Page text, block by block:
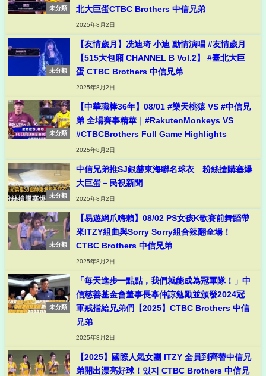
未分類
北大巨蛋CTBC Brothers 中信兄弟
2025年8月2日
未分類
【友情歲月】冼迪琦 小迪 動情演唱 #友情歲月
【515大包廂 CHANNEL B Vol.2】 #臺北大巨
蛋 CTBC Brothers 中信兄弟
2025年8月2日
未分類
【中華職棒36年】08/01 #樂天桃猿 VS #中信兄
弟 全場賽事精華｜#RakutenMonkeys VS
#CTBCBrothers Full Game Highlights
2025年8月2日
未分類
中信兄弟推SJ銀赫東海聯名球衣 粉絲搶購塞爆
大巨蛋－民視新聞
2025年8月2日
未分類
【易遊網爪嗨賴】08/02 PS女孩K歌賽前舞蹈帶
來ITZY組曲與Sorry Sorry組合辣翻全場！
CTBC Brothers 中信兄弟
2025年8月2日
未分類
「每天進步一點點，我們就能成為冠軍隊！」中
信慈善基金會董事長辜仲諒勉勵並頒發2024冠
軍戒指給兄弟們【2025】CTBC Brothers 中信
兄弟
2025年8月2日
【2025】國際人氣女團 ITZY 全員到齊替中信兄
弟開出漂亮好球！있지 CTBC Brothers 中信兄